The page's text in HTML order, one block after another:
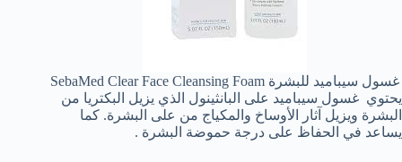
غسول سيباميد للبشرة SebaMed Clear Face Cleansing Foam
يحتوي غسول سيباميد على البانثينول الذي يزيل البكتريا من
البشرة ويزيل آثار الأوساخ والمكياج من على البشرة. كما
يساعد في الحفاظ على درجة حموضة البشرة .